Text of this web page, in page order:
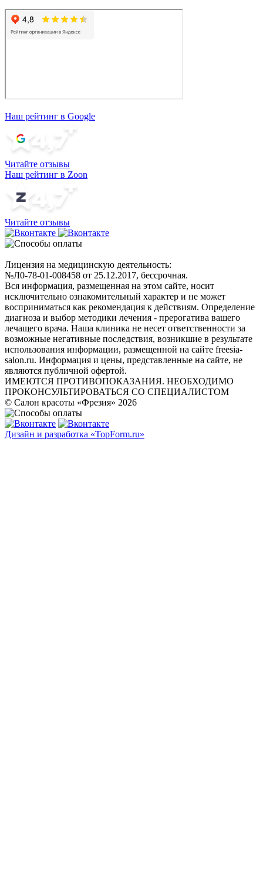
Наш рейтинг в Google
Читайте отзывы
Наш рейтинг в Zoon
Читайте отзывы
Лицензия на медицинскую деятельность:
№Л0-78-01-008458 от 25.12.2017, бессрочная.
Вся информация, размещенная на этом сайте, носит
исключительно ознакомительный характер и не может
восприниматься как рекомендация к действиям. Определение
диагноза и выбор методики лечения - прерогатива вашего
лечащего врача. Наша клиника не несет ответственности за
возможные негативные последствия, возникшие в результате
использования информации, размещенной на сайте freesia-
salon.ru. Информация и цены, представленные на сайте, не
являются публичной офертой.
ИМЕЮТСЯ ПРОТИВОПОКАЗАНИЯ. НЕОБХОДИМО
ПРОКОНСУЛЬТИРОВАТЬСЯ СО СПЕЦИАЛИСТОМ
© Салон красоты «Фрезия» 2026
Дизайн и разработка «TopForm.ru»